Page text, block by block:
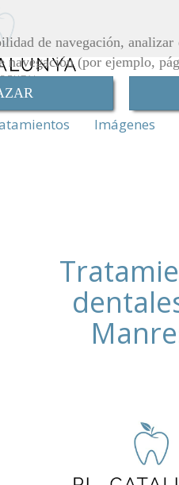
de navegación,
navegación (por ejemplo,
Imágenes